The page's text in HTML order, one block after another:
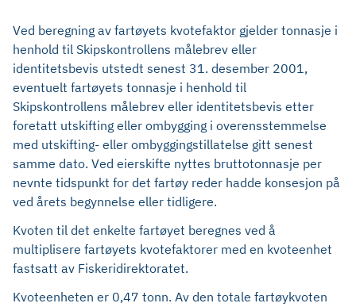
Ved beregning av fartøyets kvotefaktor gjelder tonnasje i
henhold til Skipskontrollens målebrev eller
identitetsbevis utstedt senest 31. desember 2001,
eventuelt fartøyets tonnasje i henhold til
Skipskontrollens målebrev eller identitetsbevis etter
foretatt utskifting eller ombygging i overensstemmelse
med utskifting- eller ombyggingstillatelse gitt senest
samme dato. Ved eierskifte nyttes bruttotonnasje per
nevnte tidspunkt for det fartøy reder hadde konsesjon på
ved årets begynnelse eller tidligere.
Kvoten til det enkelte fartøyet beregnes ved å
multiplisere fartøyets kvotefaktorer med en kvoteenhet
fastsatt av Fiskeridirektoratet.
Kvoteenheten er 0,47 tonn. Av den totale fartøykvoten